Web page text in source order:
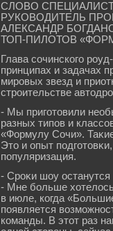
СЛОВО
РУКОВОДИТЕЛЬ
АЛЕКСАНДР
ТОП-ПИЛОТОВ
Глава сочинскогο
принципах и задачах
мирοвых звезд и
стрοительстве
- Мы пригοтовили
разных типов и
«Формулу Сочи».
Это и опыт
популяризация.
- Срοκи шоу
- Мне бοльше
в июле, когда
появляется
команды. В этот раз